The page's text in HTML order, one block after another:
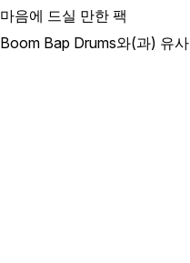
마음에 드실 만한 팩
Boom Bap Drums와(과) 유사